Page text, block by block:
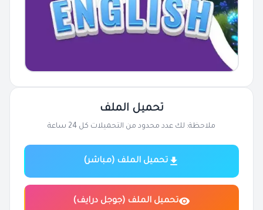
تحميل الملف
ملاحظة: لك عدد محدود من التحميلات كل 24 ساعة
تحميل الملف (مباشر)
تحميل الملف (جوجل درايف)